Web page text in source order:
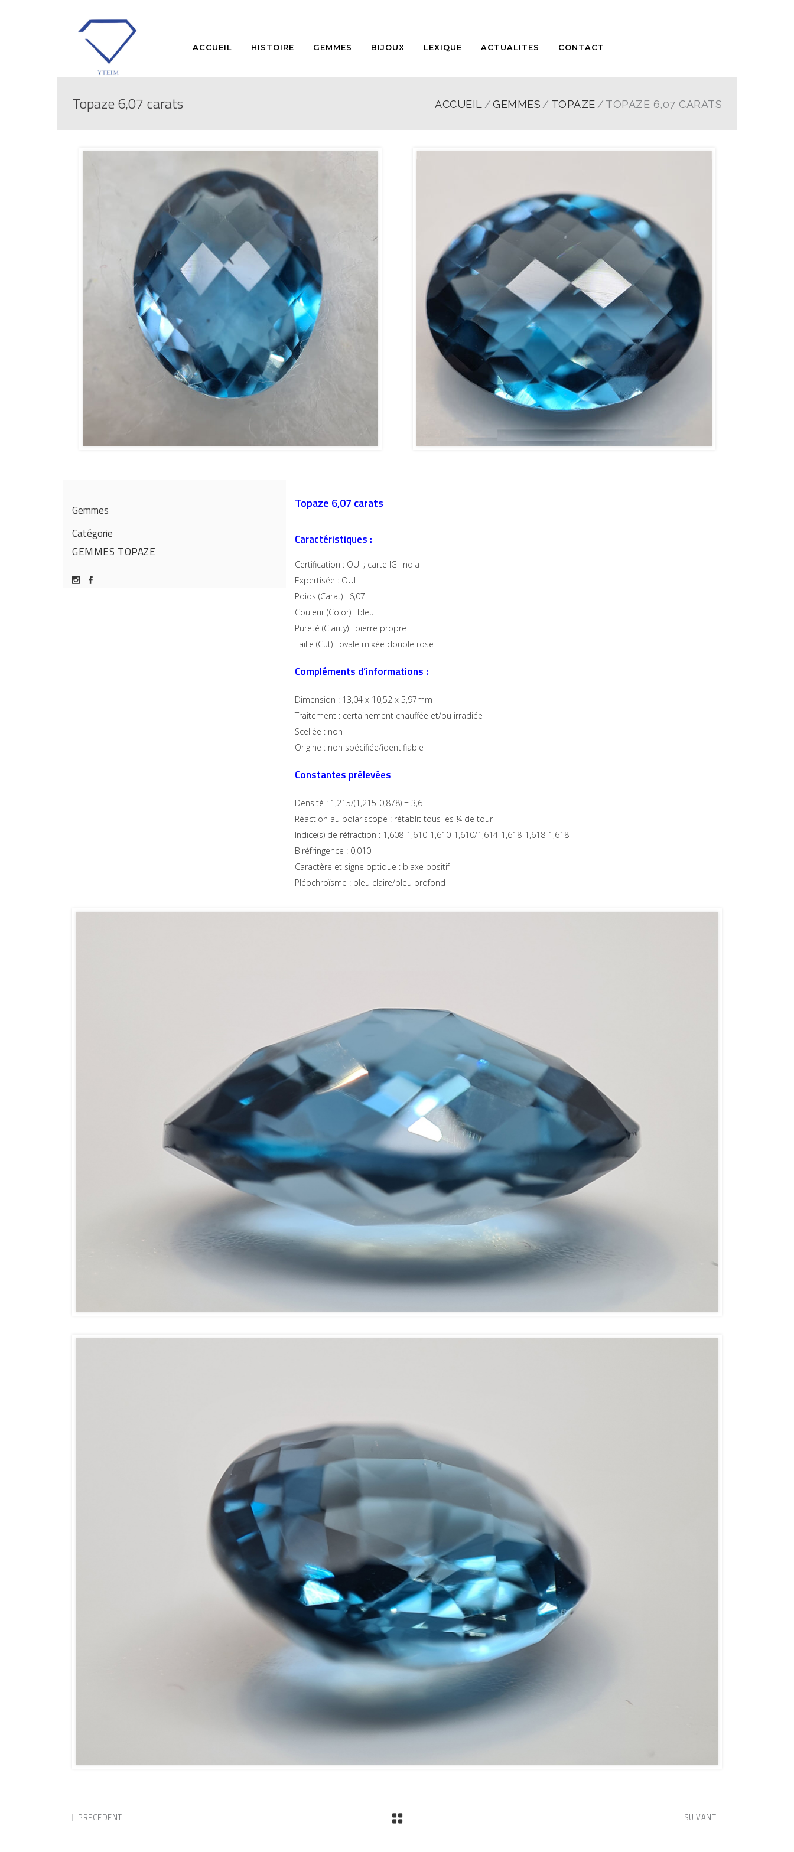
ACCUEIL HISTOIRE GEMMES BIJOUX LEXIQUE ACTUALITES CONTACT
Topaze 6,07 carats ACCUEIL GEMMES TOPAZE TOPAZE 6,07 CARATS
Gemmes
Catégorie
GEMMES TOPAZE
Topaze 6,07 carats
Caractéristiques :
Certification : OUI ; carte IGI India
Expertisée : OUI
Poids (Carat) : 6,07
Couleur (Color) : bleu
Pureté (Clarity) : pierre propre
Taille (Cut) : ovale mixée double rose
Compléments d’informations :
Dimension : 13,04 x 10,52 x 5,97mm
Traitement : certainement chauffée et/ou irradiée
Scellée : non
Origine : non spécifiée/identifiable
Constantes prélevées
Densité : 1,215/(1,215-0,878) = 3,6
Réaction au polariscope : rétablit tous les ¼ de tour
Indice(s) de réfraction : 1,608-1,610-1,610-1,610/1,614-1,618-1,618-1,618
Biréfringence : 0,010
Caractère et signe optique : biaxe positif
Pléochroïsme : bleu claire/bleu profond
PRECEDENT SUIVANT